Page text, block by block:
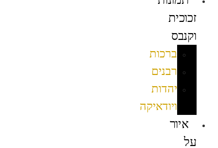
זכוכית
וקנבס
ברכות
רבנים
יהדות
ויודאיקה
איור
על